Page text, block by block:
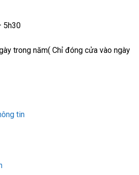
5h30
trong năm( Chỉ đóng cửa vào ngày
tin